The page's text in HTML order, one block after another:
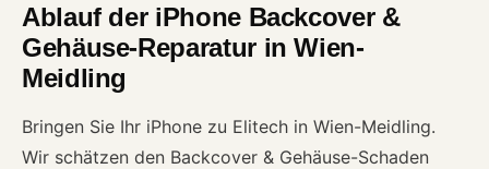
Ablauf der iPhone Backcover &
Gehäuse-Reparatur in Wien-
Meidling
Bringen Sie Ihr iPhone zu Elitech in Wien-Meidling.
Wir schätzen den Backcover & Gehäuse-Schaden